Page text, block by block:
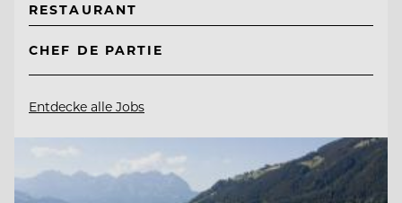
RESTAURANT
CHEF DE PARTIE
Entdecke alle Jobs